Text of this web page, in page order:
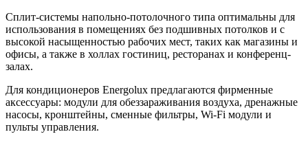
Сплит-системы напольно-потолочного типа оптимальны для
использования в помещениях без подшивных потолков и с
высокой насыщенностью рабочих мест, таких как магазины и
офисы, а также в холлах гостиниц, ресторанах и конференц-
залах.
Для кондиционеров Energolux предлагаются фирменные
аксессуары: модули для обеззараживания воздуха, дренажные
насосы, кронштейны, сменные фильтры, Wi-Fi модули и
пульты управления.